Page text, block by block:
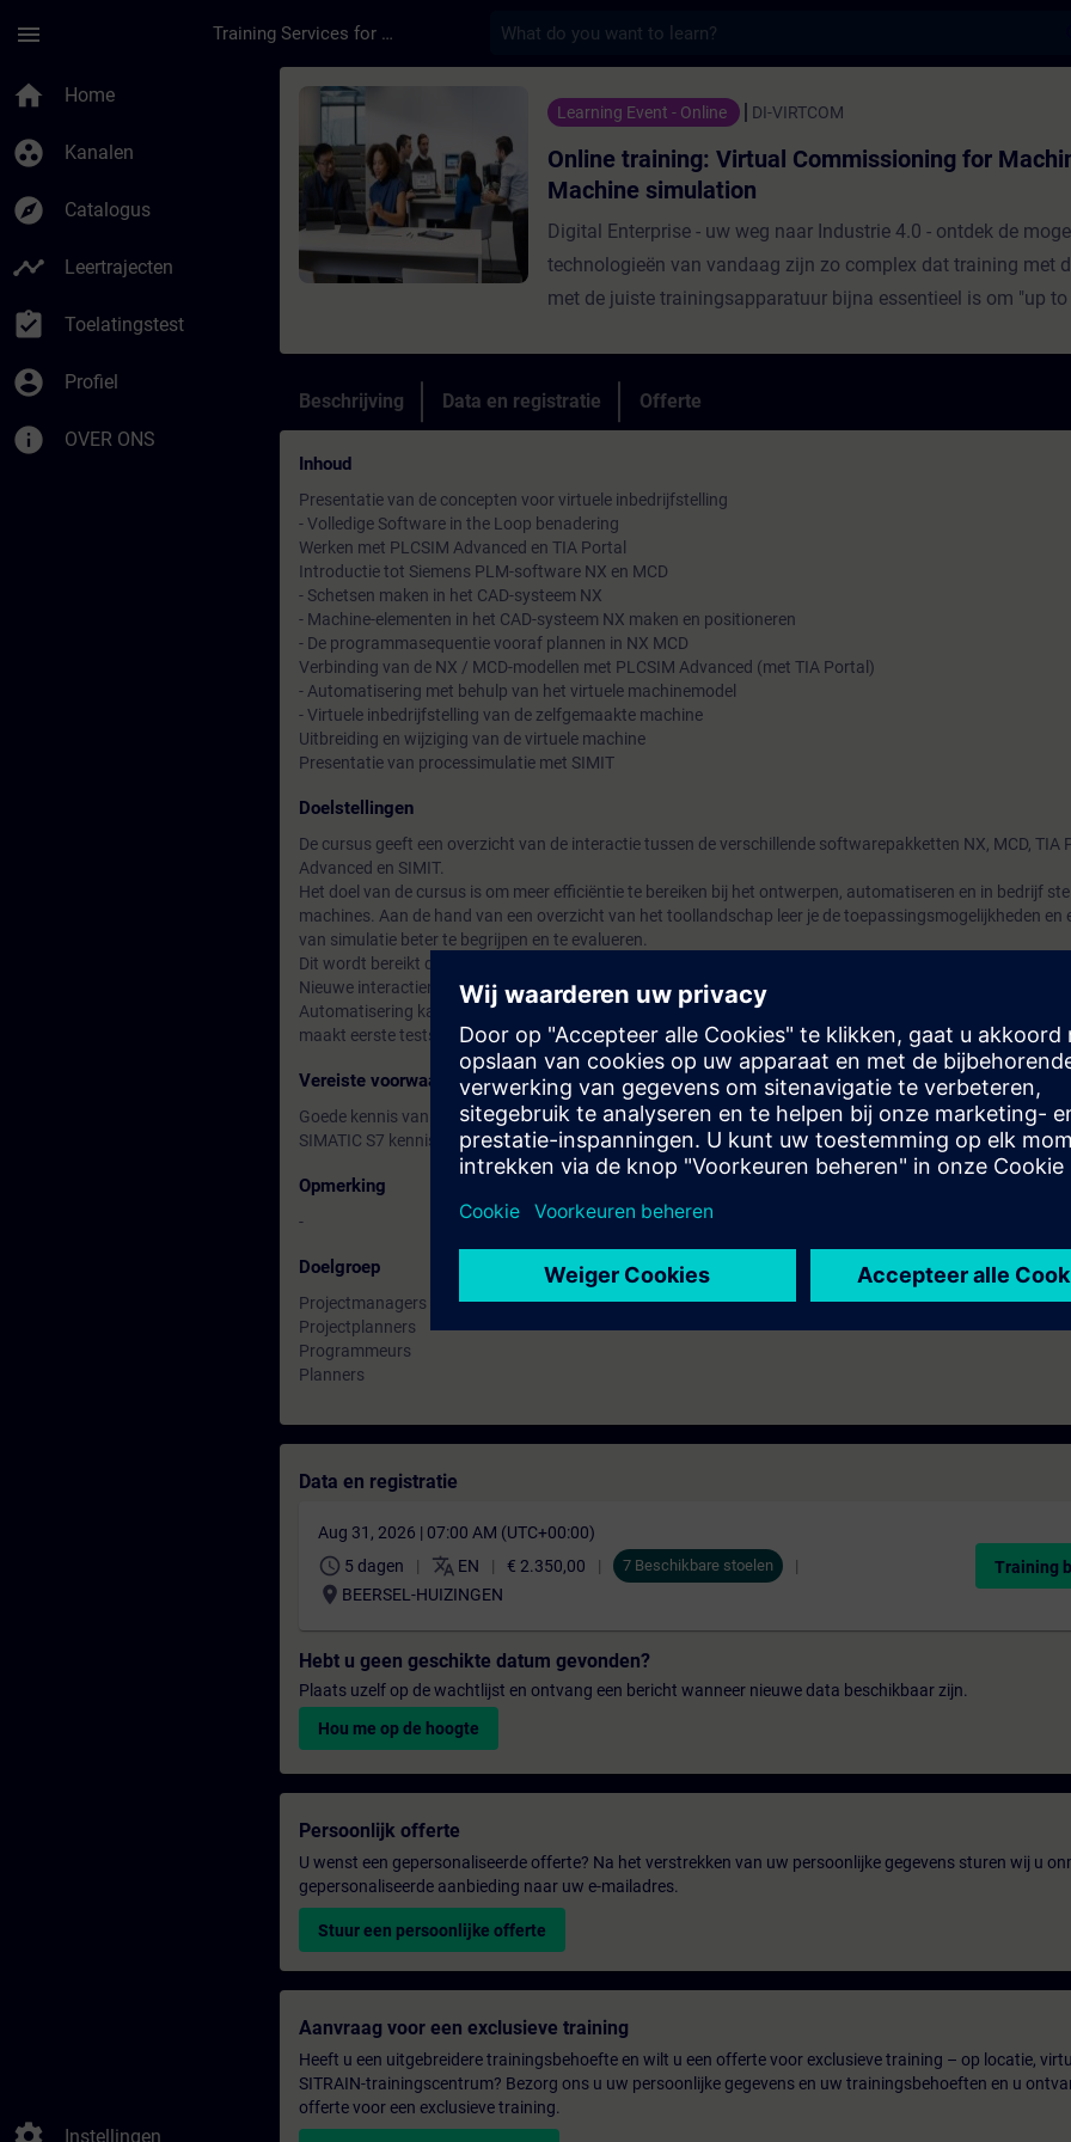
menu Training Services for Digital Industries
home Home
group_work Kanalen
explore Catalogus
timeline Leertrajecten
assignment_turned_in Toelatingstest
account_circle Profiel
info OVER ONS
Instellingen
Cursus - Online training: Virtual Commissioning for
Learning Event - Online DI-VIRTCOM
Online training: Virtual Commissioning for
Machine simulation
Digital Enterprise - uw weg naar Industrie 4.0 - ontdek de
technologieën van vandaag zijn zo complex dat training met
met de juiste trainingsapparatuur bijna essentieel is om "up to
zich bezighouden met het ontwerpen en virtueel in bedrijf
machines.
Beschrijving Data en registratie Offerte
Inhoud
Presentatie van de concepten voor virtuele inbedrijfstelling
- Volledige Software in the Loop benadering
Werken met PLCSIM Advanced en TIA Portal
Introductie tot Siemens PLM-software NX en MCD
- Schetsen maken in het CAD-systeem NX
- Machine-elementen in het CAD-systeem NX maken en positioneren
- De programmasequentie vooraf plannen in NX MCD
Verbinding van de NX / MCD-modellen met PLCSIM Advanced (met TIA Portal)
- Automatisering met behulp van het virtuele machinemodel
- Virtuele inbedrijfstelling van de zelfgemaakte machine
Uitbreiding en wijziging van de virtuele machine
Presentatie van processimulatie met SIMIT
Doelstellingen
De cursus geeft een overzicht van de interactie tussen de verschillende softwarepakketten NX, MCD, TIA
Advanced en SIMIT.
Het doel van de cursus is om meer efficiëntie te bereiken bij het ontwerpen, automatiseren en in bedrijf
machines. Aan de hand van een overzicht van het toollandschap leer je de toepassingsmogelijkheden en
van simulatie beter te begrijpen en te evalueren.
Dit wordt bereikt door:
Nieuwe interactiemogelijkheden tussen ontwerp en automatisering, van serieel proces naar parallel
Automatisering kan al tijdens de ontwerpfase worden gestart en getest. De interactie tussen ontwerp
maakt eerste tests en virtuele inbedrijfstelling al op kantoor mogelijk, zonder echte machine of PLC.
Vereiste voorwaarden
Goede kennis van automatiseringstechnologie
SIMATIC S7 kennis overeenkomend met TIA-PRO2 of TIA-SYSUP en praktische ervaring in het toepassen
Opmerking
-
Doelgroep
Projectmanagers
Projectplanners
Programmeurs
Planners
Data en registratie
Aug 31, 2026 | 07:00 AM (UTC+00:00)
schedule 5 dagen translate EN € 2.350,00 7 Beschikbare stoelen
location_on BEERSEL-HUIZINGEN
Training
Hebt u geen geschikte datum gevonden?
Plaats uzelf op de wachtlijst en ontvang een bericht wanneer nieuwe data beschikbaar zijn.
Hou me op de hoogte
Persoonlijk offerte
U wenst een gepersonaliseerde offerte? Na het verstrekken van uw persoonlijke gegevens sturen wij u
gepersonaliseerde aanbieding naar uw e-mailadres.
Stuur een persoonlijke offerte
Aanvraag voor een exclusieve training
Heeft u een uitgebreidere trainingsbehoefte en wilt u een offerte voor exclusieve training – op locatie,
SITRAIN-trainingscentrum? Bezorg ons u uw persoonlijke gegevens en uw trainingsbehoeften en u
offerte voor een exclusieve training.